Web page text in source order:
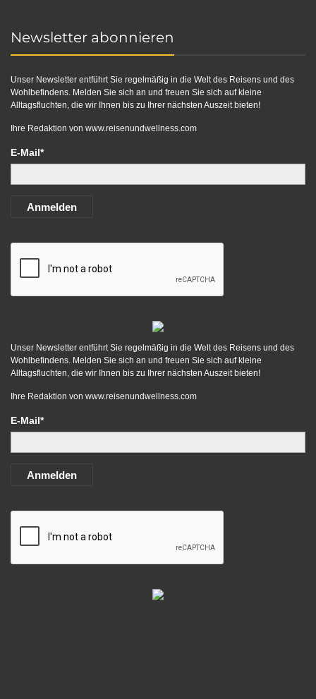
Newsletter abonnieren
Unser Newsletter entführt Sie regelmäßig in die Welt des Reisens und des
Wohlbefindens. Melden Sie sich an und freuen Sie sich auf kleine
Alltagsfluchten, die wir Ihnen bis zu Ihrer nächsten Auszeit bieten!
Ihre Redaktion von www.reisenundwellness.com
E-Mail*
Anmelden
Unser Newsletter entführt Sie regelmäßig in die Welt des Reisens und des
Wohlbefindens. Melden Sie sich an und freuen Sie sich auf kleine
Alltagsfluchten, die wir Ihnen bis zu Ihrer nächsten Auszeit bieten!
Ihre Redaktion von www.reisenundwellness.com
E-Mail*
Anmelden